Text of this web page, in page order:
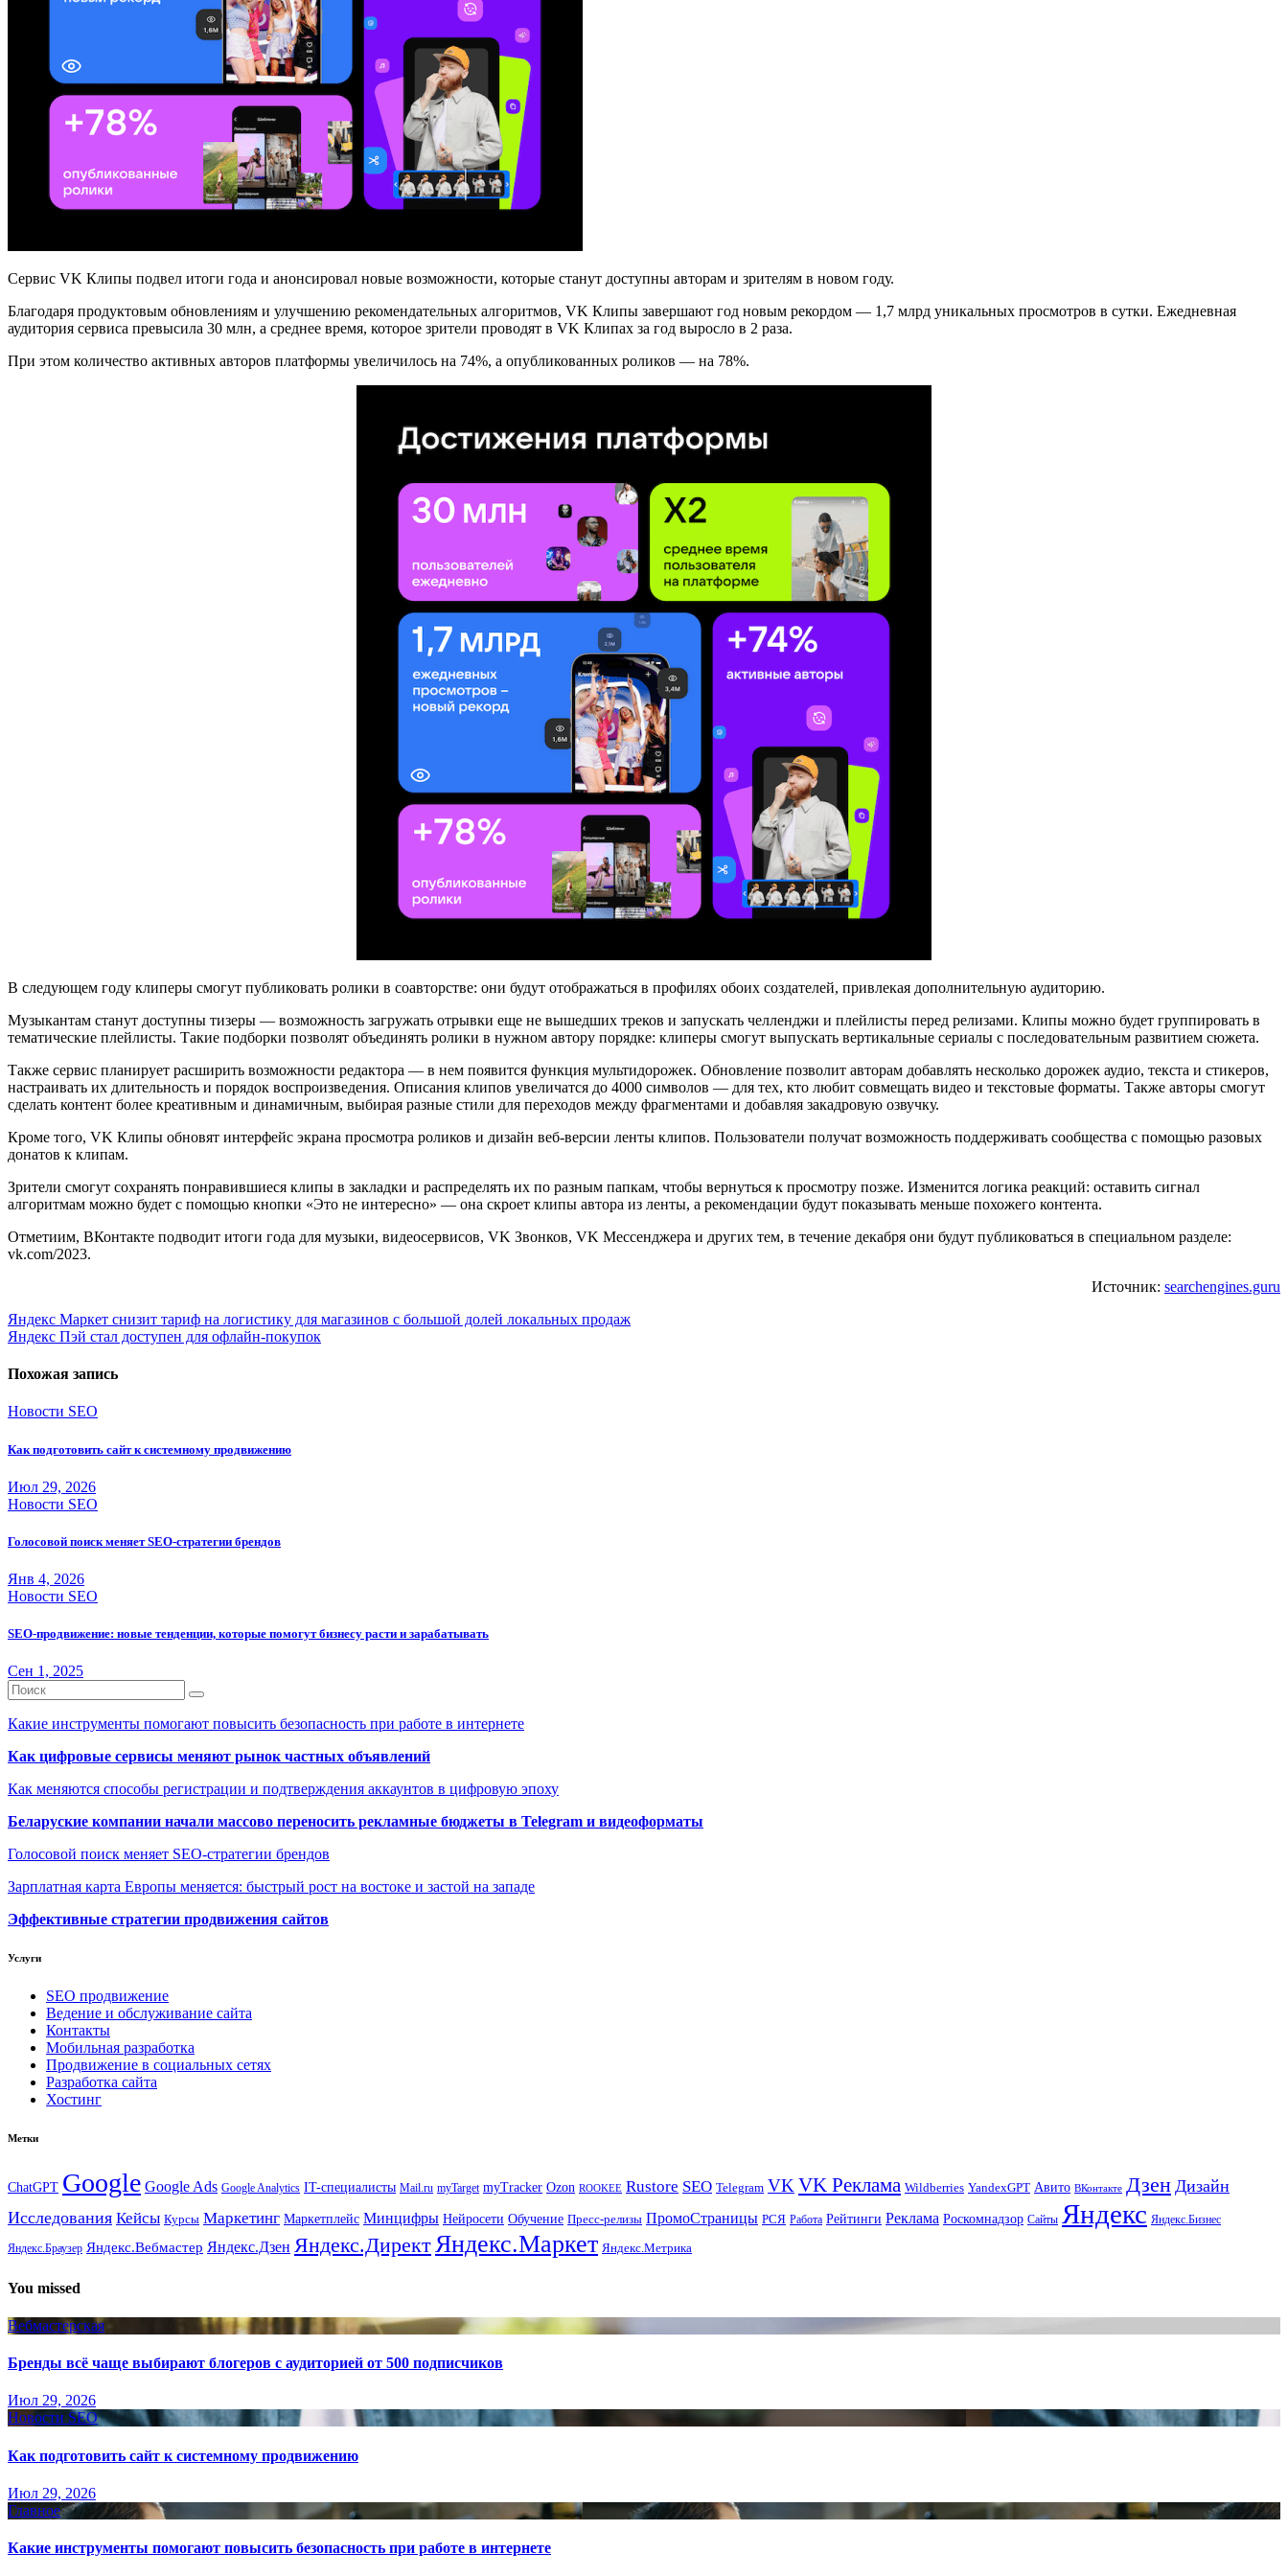
Сервис VK Клипы подвел итоги года и анонсировал новые возможности, которые станут доступны авторам и зрителям в новом году.
Благодаря продуктовым обновлениям и улучшению рекомендательных алгоритмов, VK Клипы завершают год новым рекордом — 1,7 млрд уникальных просмотров в сутки. Ежедневная
аудитория сервиса превысила 30 млн, а среднее время, которое зрители проводят в VK Клипах за год выросло в 2 раза.
При этом количество активных авторов платформы увеличилось на 74%, а опубликованных роликов — на 78%.
В следующем году клиперы смогут публиковать ролики в соавторстве: они будут отображаться в профилях обоих создателей, привлекая дополнительную аудиторию.
Музыкантам станут доступны тизеры — возможность загружать отрывки еще не вышедших треков и запускать челленджи и плейлисты перед релизами. Клипы можно будет группировать в
тематические плейлисты. Такие подборки позволят объединять ролики в нужном автору порядке: клиперы смогут выпускать вертикальные сериалы с последовательным развитием сюжета.
Также сервис планирует расширить возможности редактора — в нем появится функция мультидорожек. Обновление позволит авторам добавлять несколько дорожек аудио, текста и стикеров,
настраивать их длительность и порядок воспроизведения. Описания клипов увеличатся до 4000 символов — для тех, кто любит совмещать видео и текстовые форматы. Также авторы смогут
сделать контент более креативным и динамичным, выбирая разные стили для переходов между фрагментами и добавляя закадровую озвучку.
Кроме того, VK Клипы обновят интерфейс экрана просмотра роликов и дизайн веб-версии ленты клипов. Пользователи получат возможность поддерживать сообщества с помощью разовых
донатов к клипам.
Зрители смогут сохранять понравившиеся клипы в закладки и распределять их по разным папкам, чтобы вернуться к просмотру позже. Изменится логика реакций: оставить сигнал
алгоритмам можно будет с помощью кнопки «Это не интересно» — она скроет клипы автора из ленты, а рекомендации будут показывать меньше похожего контента.
Отметиим, ВКонтакте подводит итоги года для музыки, видеосервисов, VK Звонков, VK Мессенджера и других тем, в течение декабря они будут публиковаться в специальном разделе:
vk.com/2023.
Источник: searchengines.guru
Навигация
по
записям
Яндекс Маркет снизит тариф на логистику для магазинов с большой долей локальных продаж
Яндекс Пэй стал доступен для офлайн-покупок
Похожая запись
Новости SEO
Как подготовить сайт к системному продвижению
Июл 29, 2026
Новости SEO
Голосовой поиск меняет SEO-стратегии брендов
Янв 4, 2026
Новости SEO
SEO-продвижение: новые тенденции, которые помогут бизнесу расти и зарабатывать
Сен 1, 2025
Какие инструменты помогают повысить безопасность при работе в интернете
Как цифровые сервисы меняют рынок частных объявлений
Как меняются способы регистрации и подтверждения аккаунтов в цифровую эпоху
Беларуские компании начали массово переносить рекламные бюджеты в Telegram и видеоформаты
Голосовой поиск меняет SEO-стратегии брендов
Зарплатная карта Европы меняется: быстрый рост на востоке и застой на западе
Эффективные стратегии продвижения сайтов
Услуги
SEO продвижение
Ведение и обслуживание сайта
Контакты
Мобильная разработка
Продвижение в социальных сетях
Разработка сайта
Хостинг
Метки
ChatGPT Google Google Ads Google Analytics IT-специалисты Mail.ru myTarget myTracker Ozon ROOKEE Rustore SEO Telegram VKVK Реклама Wildberries YandexGPT Авито ВКонтакте Дзен Дизайн
Исследования Кейсы Курсы Маркетинг Маркетплейс Минцифры Нейросети Обучение Пресс-релизы ПромоСтраницы РСЯ Работа Рейтинги Реклама Роскомнадзор Сайты Яндекс Яндекс.Бизнес
Яндекс.Браузер Яндекс.Вебмастер Яндекс.Дзен Яндекс.ДиректЯндекс.Маркет Яндекс.Метрика
You missed
Вебмастерская
Бренды всё чаще выбирают блогеров с аудиторией от 500 подписчиков
Июл 29, 2026
Новости SEO
Как подготовить сайт к системному продвижению
Июл 29, 2026
Главное
Какие инструменты помогают повысить безопасность при работе в интернете